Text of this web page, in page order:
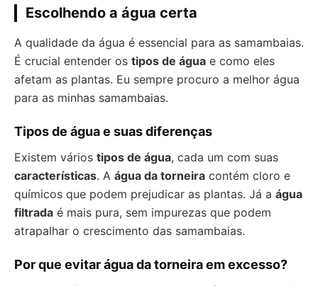
Escolhendo a água certa
A qualidade da água é essencial para as samambaias.
É crucial entender os tipos de água e como eles
afetam as plantas. Eu sempre procuro a melhor água
para as minhas samambaias.
Tipos de água e suas diferenças
Existem vários tipos de água, cada um com suas
características. A água da torneira contém cloro e
químicos que podem prejudicar as plantas. Já a água
filtrada é mais pura, sem impurezas que podem
atrapalhar o crescimento das samambaias.
Por que evitar água da torneira em excesso?